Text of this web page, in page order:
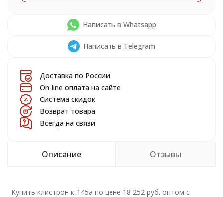
Написать в Whatsapp
Написать в Telegram
Доставка по России
On-line оплата на сайте
Система скидок
Возврат товара
Всегда на связи
Описание Отзывы
Купить клистрон к-145а по цене 18 252 руб. оптом с